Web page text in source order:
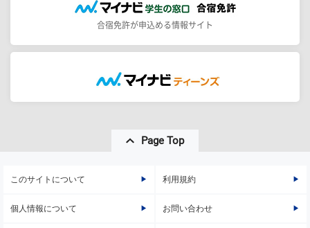
合宿免許が申込める情報サイト
Page Top
このサイトについて 利用規約
個人情報について お問い合わせ